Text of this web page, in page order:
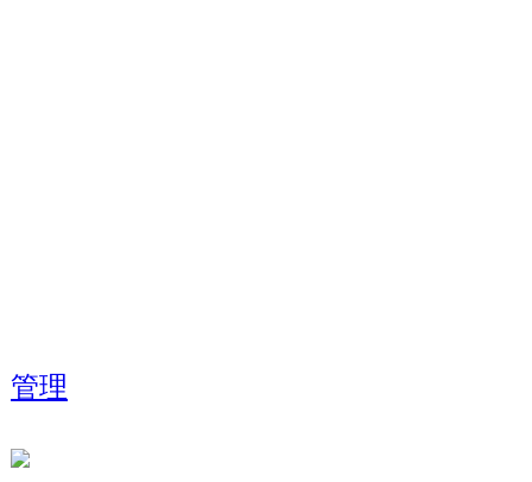
管理